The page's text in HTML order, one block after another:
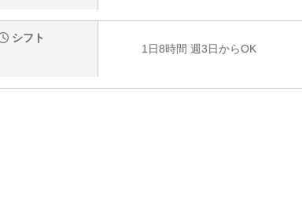
シフト
1日8時間 週3日からOK